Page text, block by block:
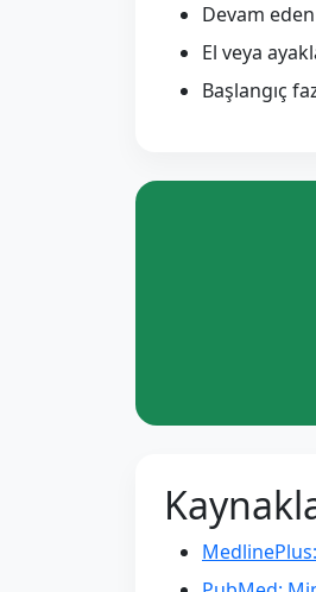
Devam
El veya
Başlangıç